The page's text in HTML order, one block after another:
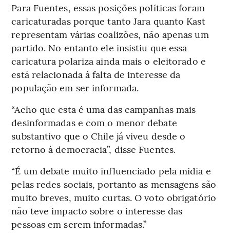
Para Fuentes, essas posições políticas foram
caricaturadas porque tanto Jara quanto Kast
representam várias coalizões, não apenas um
partido. No entanto ele insistiu que essa
caricatura polariza ainda mais o eleitorado e
está relacionada à falta de interesse da
população em ser informada.
“Acho que esta é uma das campanhas mais
desinformadas e com o menor debate
substantivo que o Chile já viveu desde o
retorno à democracia”, disse Fuentes.
“É um debate muito influenciado pela mídia e
pelas redes sociais, portanto as mensagens são
muito breves, muito curtas. O voto obrigatório
não teve impacto sobre o interesse das
pessoas em serem informadas.”